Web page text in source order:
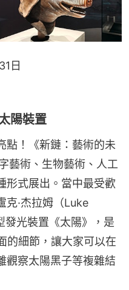
日
陽裝置
點！《新鏈：藝術的未
藝術、生物藝術、人工
形式展出。當中最受歡
克·杰拉姆（Luke
光裝置《太陽》，是
的細節，讓大家可以在
觀察太陽黑子等複雜結